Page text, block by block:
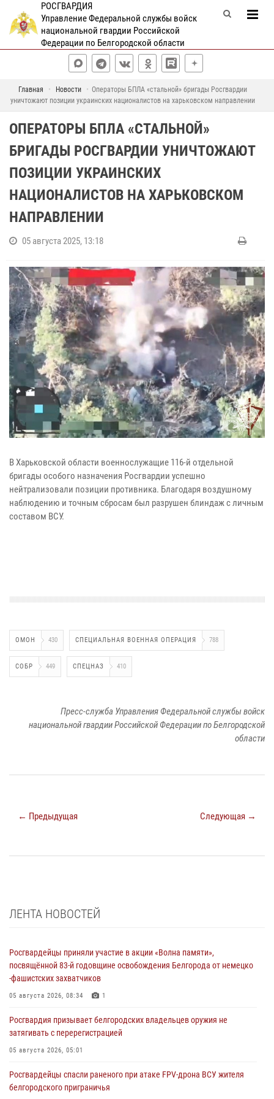
РОСГВАРДИЯ
Управление Федеральной службы войск
национальной гвардии Российской
Федерации по Белгородской области
Главная Новости
Операторы БПЛА «стальной» бригады Росгвардии
уничтожают позиции украинских националистов на харьковском направлении
ОПЕРАТОРЫ БПЛА «СТАЛЬНОЙ»
БРИГАДЫ РОСГВАРДИИ УНИЧТОЖАЮТ
ПОЗИЦИИ УКРАИНСКИХ
НАЦИОНАЛИСТОВ НА ХАРЬКОВСКОМ
НАПРАВЛЕНИИ
05 августа 2025, 13:18
В Харьковской области военнослужащие 116-й отдельной
бригады особого назначения Росгвардии успешно
нейтрализовали позиции противника. Благодаря воздушному
наблюдению и точным сбросам был разрушен блиндаж с личным
составом ВСУ.
ОМОН 430 СПЕЦИАЛЬНАЯ ВОЕННАЯ ОПЕРАЦИЯ 788
СОБР 449 СПЕЦНАЗ 410
Пресс-служба Управления Федеральной службы войск
национальной гвардии Российской Федерации по Белгородской
области
← Предыдущая Следующая →
ЛЕНТА НОВОСТЕЙ
Росгвардейцы приняли участие в акции «Волна памяти»,
посвящённой 83‑й годовщине освобождения Белгорода от немецко
‑фашистских захватчиков
05 августа 2026, 08:34 1
Росгвардия призывает белгородских владельцев оружия не
затягивать с перерегистрацией
05 августа 2026, 05:01
Росгвардейцы спасли раненого при атаке FPV-дрона ВСУ жителя
белгородского приграничья